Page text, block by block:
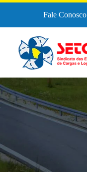
Fale Conosco